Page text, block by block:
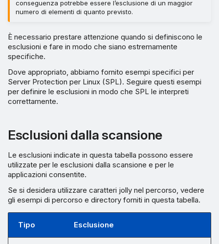
conseguenza potrebbe essere l’esclusione di un maggior
numero di elementi di quanto previsto.
È necessario prestare attenzione quando si definiscono le
esclusioni e fare in modo che siano estremamente
specifiche.
Dove appropriato, abbiamo fornito esempi specifici per
Server Protection per Linux (SPL). Seguire questi esempi
per definire le esclusioni in modo che SPL le interpreti
correttamente.
Esclusioni dalla scansione
Le esclusioni indicate in questa tabella possono essere
utilizzate per le esclusioni dalla scansione e per le
applicazioni consentite.
Se si desidera utilizzare caratteri jolly nel percorso, vedere
gli esempi di percorso e directory forniti in questa tabella.
Tipo Esclusione